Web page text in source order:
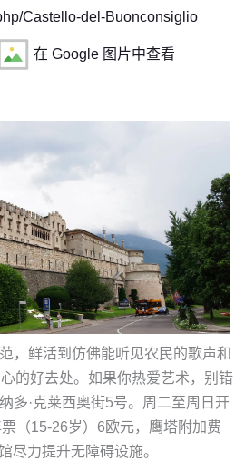
Castello-del-Buonconsiglio
在 Google 图片中查看
，鲜活到仿佛能听见农民的歌声和
的好去处。如果你热爱艺术，别错
多·克莱西奥街5号。周二至周日开
（15-26岁）6欧元，鹰塔附加费
尽力提升无障碍设施。